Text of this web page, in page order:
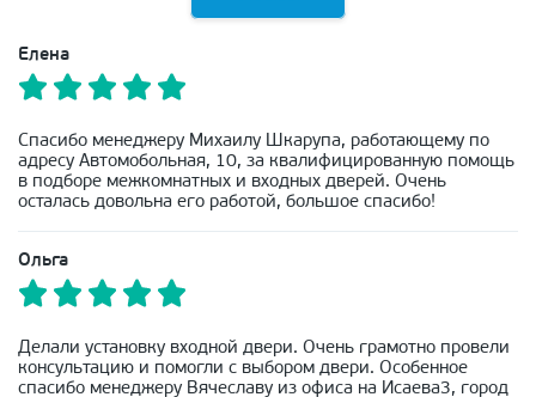
Елена
Спасибо менеджеру Михаилу Шкарупа, работающему по
адресу Автомобольная, 10, за квалифицированную помощь
в подборе межкомнатных и входных дверей. Очень
осталась довольна его работой, большое спасибо!
Ольга
Делали установку входной двери. Очень грамотно провели
консультацию и помогли с выбором двери. Особенное
спасибо менеджеру Вячеславу из офиса на Исаева3, город